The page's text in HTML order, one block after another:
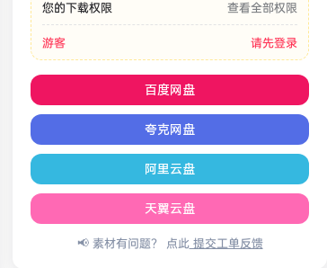
您的下载权限 查看全部权限
游客 请先登录
百度网盘
夸克网盘
阿里云盘
天翼云盘
📢 素材有问题？ 点此提交工单反馈